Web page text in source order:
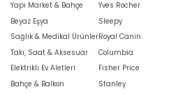
Yapı Market & Bahçe
Beyaz Eşya
Sağlık & Medikal Ürünler
Takı, Saat & Aksesuar
Elektrikli Ev Aletleri
Bahçe & Balkon
Yves Rocher
Sleepy
Royal Canin
Columbia
Fisher Price
Stanley